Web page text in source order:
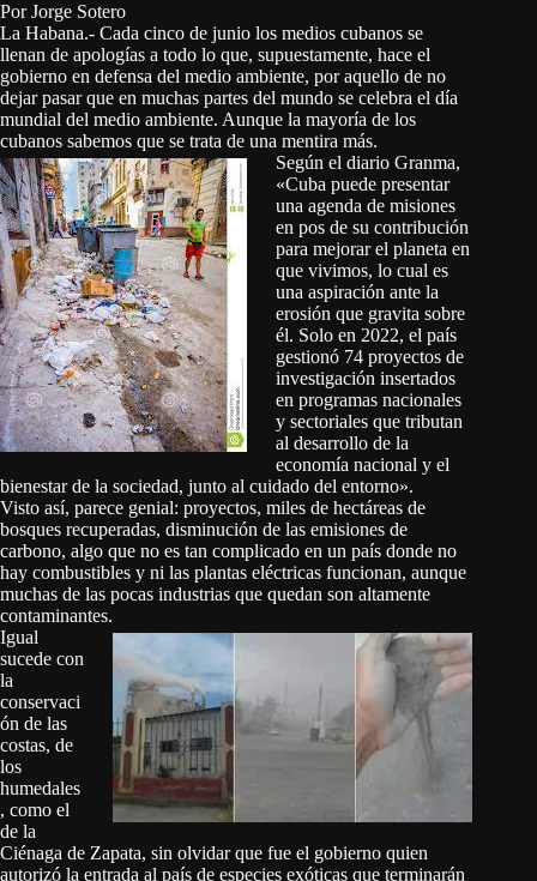
Por Jorge Sotero
La Habana.- Cada cinco de junio los medios cubanos se
llenan de apologías a todo lo que, supuestamente, hace el
gobierno en defensa del medio ambiente, por aquello de no
dejar pasar que en muchas partes del mundo se celebra el día
mundial del medio ambiente. Aunque la mayoría de los
cubanos sabemos que se trata de una mentira más.
Según el diario Granma,
«Cuba puede presentar
una agenda de misiones
en pos de su contribución
para mejorar el planeta en
que vivimos, lo cual es
una aspiración ante la
erosión que gravita sobre
él. Solo en 2022, el país
gestionó 74 proyectos de
investigación insertados
en programas nacionales
y sectoriales que tributan
al desarrollo de la
economía nacional y el
bienestar de la sociedad, junto al cuidado del entorno».
Visto así, parece genial: proyectos, miles de hectáreas de
bosques recuperadas, disminución de las emisiones de
carbono, algo que no es tan complicado en un país donde no
hay combustibles y ni las plantas eléctricas funcionan, aunque
muchas de las pocas industrias que quedan son altamente
contaminantes.
Igual
sucede con
la
conservaci
ón de las
costas, de
los
humedales
, como el
de la
Ciénaga de Zapata, sin olvidar que fue el gobierno quien
autorizó la entrada al país de especies exóticas que terminarán